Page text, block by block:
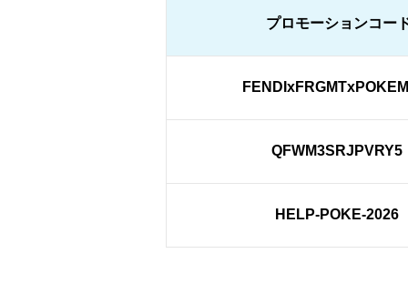
プロモーションコー
QFWM3SRJPVRY5
HELP-POKE-2026